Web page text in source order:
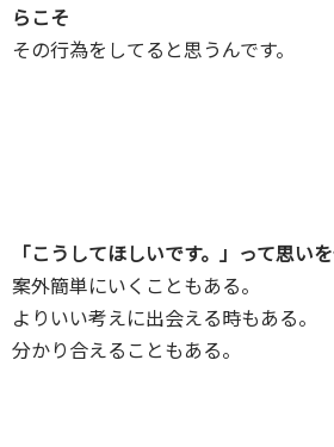
らこそ
その行為をしてると思うんです。
「こうしてほしいです。」って思い
案外簡単にいくこともある。
よりいい考えに出会える時もある。
分かり合えることもある。